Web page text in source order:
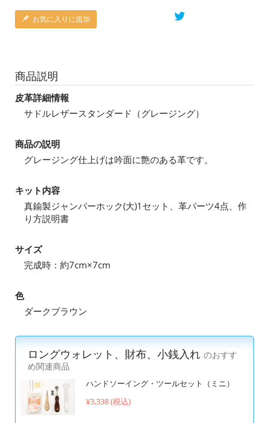
お気に入りに追加
商品説明
皮革詳細情報
サドルレザースタンダード（グレージング）
商品の説明
グレージング仕上げは吟面に艶のある革です。
キット内容
真鍮製ジャンパーホック(大)1セット、革パーツ4点、作
り方説明書
サイズ
完成時：約7cm×7cm
色
ダークブラウン
ロングウォレット、財布、小銭入れ のおすす
め関連商品
ハンドソーイング・ツールセット（ミニ）
¥3,338 (税込)